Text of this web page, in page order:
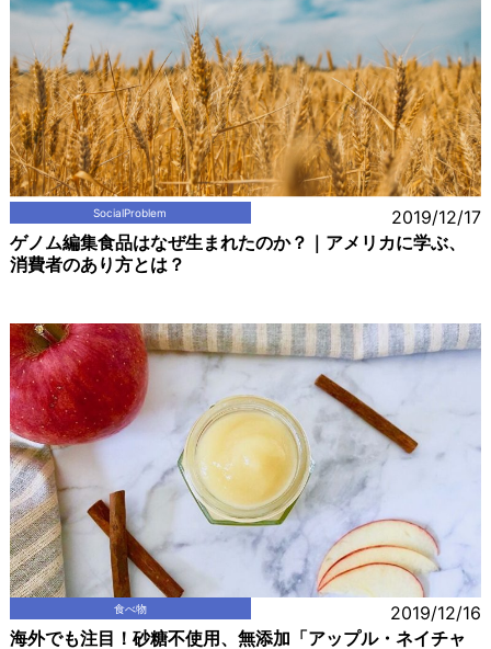
SocialProblem 2019/12/17
ゲノム編集食品はなぜ生まれたのか？｜アメリカに学ぶ、
消費者のあり方とは？
食べ物 2019/12/16
海外でも注目！砂糖不使用、無添加「アップル・ネイチャ